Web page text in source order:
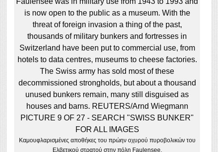
Καμουφλαρισμένες αποθήκες του πρώην οχυρού πυροβολικών του
Ελβετικού στρατού στην πόλη Faulensee.